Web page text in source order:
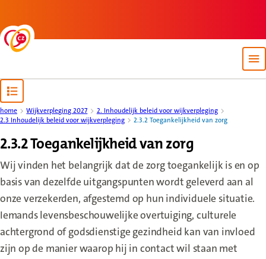
home Wijkverpleging 2027
2. Inhoudelijk beleid voor wijkverpleging
2.3 Inhoudelijk beleid voor wijkverpleging
2.3.2 Toegankelijkheid van zorg
2.3.2 Toegankelijkheid van zorg
Wij vinden het belangrijk dat de zorg toegankelijk is en op
basis van dezelfde uitgangspunten wordt geleverd aan al
onze verzekerden, afgestemd op hun individuele situatie.
Iemands levensbeschouwelijke overtuiging, culturele
achtergrond of godsdienstige gezindheid kan van invloed
zijn op de manier waarop hij in contact wil staan met
Open content navigation